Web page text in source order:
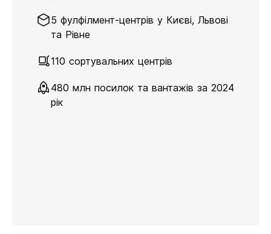
5 фулфілмент-центрів у Києві, Львові
та Рівне
110 сортувальних центрів
480 млн посилок та вантажів за 2024
рік